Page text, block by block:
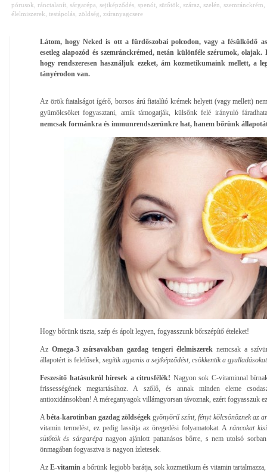
pórusok ránctalanít sárgarépa sejtképződés spenót sütőtök száraz szelén szemránckrém
élelmiszerek testápolás zöldség zsíranyagcsere
Látom, hogy Neked is ott a fürdőszobai polcodon, vagy a fésülködő
esetleg alapozód és szemránckrémed, netán különféle szérumok,
hogy rendszeresen használjuk ezeket, ám kozmetikumaink mellett, a
tányérodon van.
Az örök fiatalságot ígérő, borsos árú fiatalító krémek helyett (vagy mellett)
gyümölcsöket fogyasztani, amik támogatják, külsőnk felé irányuló
nemcsak formánkra és immunrendszerünkre hat, hanem bőrünk
Hogy bőrünk tiszta, szép és ápolt legyen, fogyasszunk bőrszépítő ételeket!
Az Omega-3 zsírsavakban gazdag tengeri élelmiszerek nemcsak a
állapotért is felelősek, segítik ugyanis a sejtképződést, csökkentik a
Feszesítő hatásukról híresek a citrusfélék! Nagyon sok C-vitaminnal
frissességének megtartásához. A szőlő, és annak minden eleme
antioxidánsokban! A méreganyagok villámgyorsan távoznak, ezért fogyasszuk
Abéta-karotinban gazdag zöldségek gyönyörű színt, fényt kölcsönöznek az
vitamin termelést, ez pedig lassítja az öregedési folyamatokat. Aráncokat
sütőtök és sárgarépanagyon ajánlott pattanásos bőrre, s nem utolsó
önmagában fogyasztva is nagyon ízletesek.
Az E-vitamin a bőrünk legjobb barátja, sok kozmetikum és vitamin